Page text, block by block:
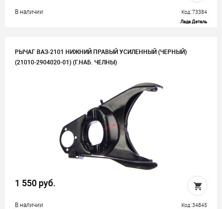
В наличии Код: 73384
Лада Деталь
РЫЧАГ ВАЗ-2101 НИЖНИЙ ПРАВЫЙ УСИЛЕННЫЙ (ЧЕРНЫЙ)
(21010-2904020-01) (Г.НАБ. ЧЕЛНЫ)
1 550 руб.
В наличии Код: 34845